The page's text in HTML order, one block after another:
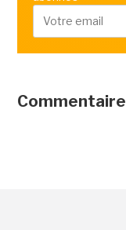
Commentaire